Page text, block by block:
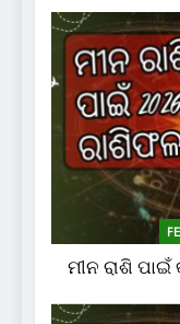
ମୀନ ରାଶି